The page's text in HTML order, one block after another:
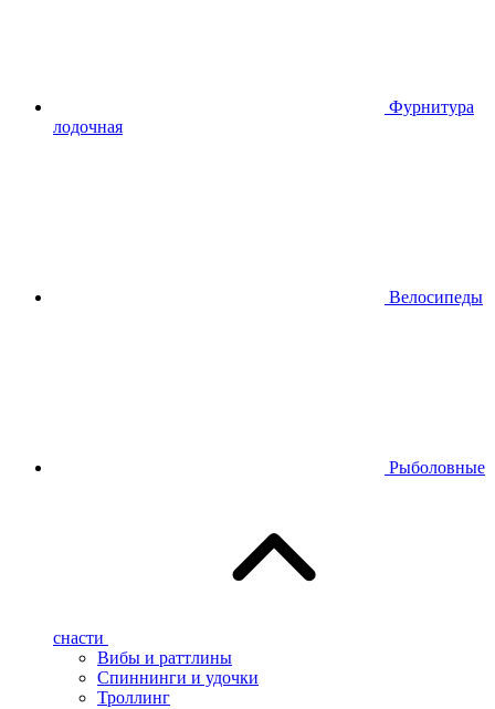
Фурнитура
лодочная
Велосипеды
Рыболовные
снасти
Вибы и раттлины
Спиннинги и удочки
Троллинг